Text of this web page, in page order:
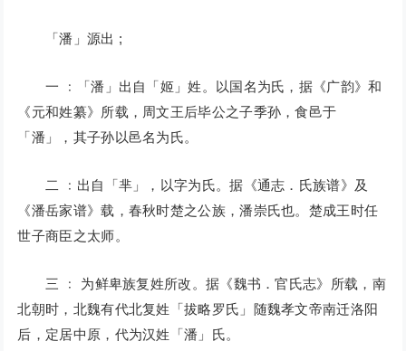
「潘」源出 ;
一 ﹕「潘」出自「姬」姓。以国名为氏，据《广韵》和
《元和姓纂》所载，周文王后毕公之子季孙，食邑于
「潘」，其子孙以邑名为氏。
二 ﹕出自「芈」，以字为氏。据《通志．氏族谱》及
《潘岳家谱》载，春秋时楚之公族，潘崇氏也。楚成王时任
世子商臣之太师。
三 ﹕ 为鲜卑族复姓所改。据《魏书．官氏志》所载，南
北朝时，北魏有代北复姓「拔略罗氏」随魏孝文帝南迁洛阳
后，定居中原，代为汉姓「潘」氏。